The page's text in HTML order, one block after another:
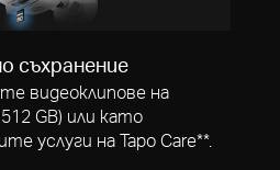
съхранение
видеоклипове на
GB) или като
услуги на Tapo Care**.